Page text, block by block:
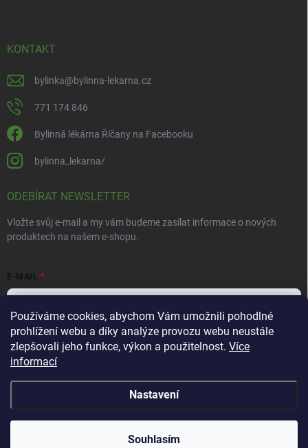
Používáme cookies, abychom Vám umožnili pohodlné
prohlížení webu a díky analýze provozu webu neustále
zlepšovali jeho funkce, výkon a použitelnost. Více
informací
Nastavení
Souhlasím
KONTAKT
bylinka@bylinna-lekarna.cz
771 174 846
Bylinná lékárna Říčany na Facebooku
bylinna_lekarna/
ODEBÍRAT NEWSLETTER
Vložte svůj e-mail a my vám budeme zasílat informace o nových
produktech na našem e-shopu.
E-MAIL
Vložením e-mailu souhlasíte spodmínkami ochrany osobních údajů
Přihlásit se
Bylinná lékárna . Všechna práva vyhrazena.